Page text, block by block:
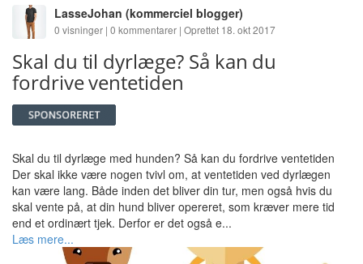
LasseJohan (kommerciel blogger)
0 visninger | 0 kommentarer | Oprettet 18. okt 2017
Skal du til dyrlæge? Så kan du
fordrive ventetiden
Skal du til dyrlæge med hunden? Så kan du fordrive ventetiden
Der skal ikke være nogen tvivl om, at ventetiden ved dyrlægen
kan være lang. Både inden det bliver din tur, men også hvis du
skal vente på, at din hund bliver opereret, som kræver mere tid
end et ordinært tjek. Derfor er det også e...
Læs mere...